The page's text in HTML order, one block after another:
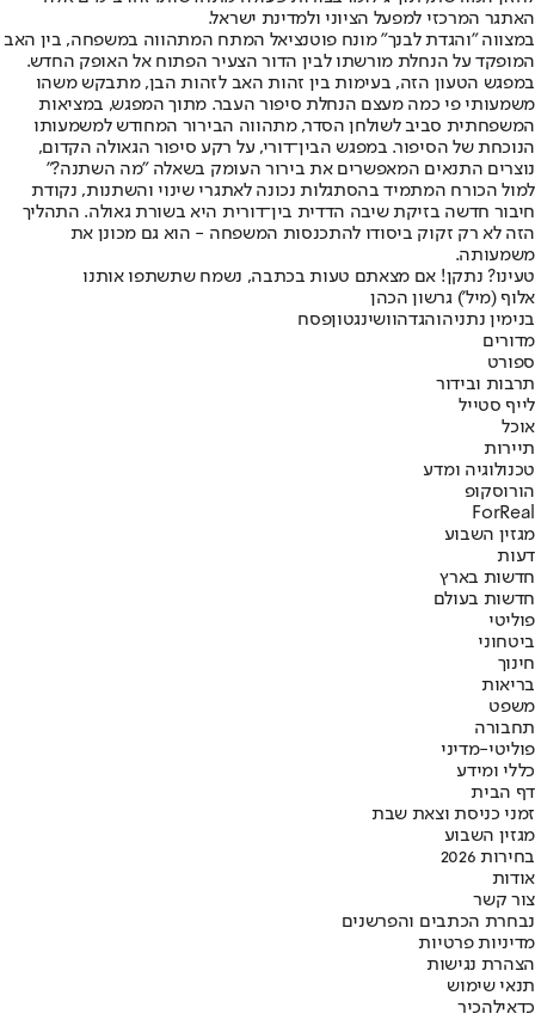
האתגר המרכזי למפעל הציוני ולמדינת ישראל.
במצווה "והגדת לבנך" מונח פוטנציאל המתח המתהווה במשפחה, בין האב
המופקד על הנחלת מורשתו לבין הדור הצעיר הפתוח אל האופק החדש.
במפגש הטעון הזה, בעימות בין זהות האב לזהות הבן, מתבקש משהו
משמעותי פי כמה מעצם הנחלת סיפור העבר. מתוך המפגש, במציאות
המשפחתית סביב לשולחן הסדר, מתהווה הבירור המחודש למשמעותו
הנוכחת של הסיפור. במפגש הבין־דורי, על רקע סיפור הגאולה הקדום,
נוצרים התנאים המאפשרים את בירור העומק בשאלה "מה השתנה?"
למול הכורח המתמיד בהסתגלות נכונה לאתגרי שינוי והשתנות, נקודת
חיבור חדשה בזיקת שיבה הדדית בין־דורית היא בשורת גאולה. התהליך
הזה לא רק זקוק ביסודו להתכנסות המשפחה - הוא גם מכונן את
משמעותה.
טעינו? נתקן! אם מצאתם טעות בכתבה, נשמח שתשתפו אותנו
אלוף (מיל') גרשון הכהן
בנימין נתניהוהגדהוושינגטוןפסח
מדורים
ספורט
תרבות ובידור
לייף סטייל
אוכל
תיירות
טכנולוגיה ומדע
הורוסקופ
ForReal
מגזין השבוע
דעות
חדשות בארץ
חדשות בעולם
פוליטי
ביטחוני
חינוך
בריאות
משפט
תחבורה
פוליטי-מדיני
כללי ומידע
דף הבית
זמני כניסת וצאת שבת
מגזין השבוע
בחירות 2026
אודות
צור קשר
נבחרת הכתבים והפרשנים
מדיניות פרטיות
הצהרת נגישות
תנאי שימוש
כדאילהכיר